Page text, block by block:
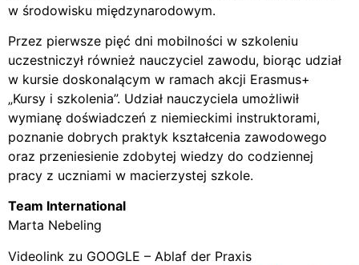
w środowisku międzynarodowym.
Przez pierwsze pięć dni mobilności w szkoleniu
uczestniczył również nauczyciel zawodu, biorąc udział
w kursie doskonalącym w ramach akcji Erasmus+
„Kursy i szkolenia”. Udział nauczyciela umożliwił
wymianę doświadczeń z niemieckimi instruktorami,
poznanie dobrych praktyk kształcenia zawodowego
oraz przeniesienie zdobytej wiedzy do codziennej
pracy z uczniami w macierzystej szkole.
Team International
Marta Nebeling
Videolink zu GOOGLE – Ablaf der Praxis